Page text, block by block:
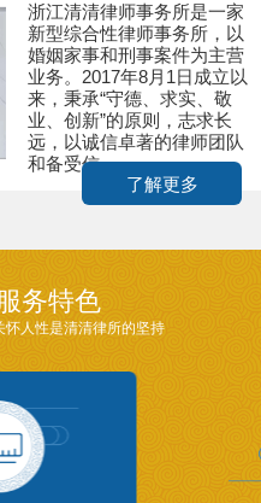
浙江清清律师事务所是一家
新型综合性律师事务所，以
婚姻家事和刑事案件为主营
业务。2017年8月1日成立以
来，秉承“守德、求实、敬
业、创新”的原则，志求长
远，以诚信卓著的律师团队
和备受信...
了解更多
务特色
人性是清清律所的坚持